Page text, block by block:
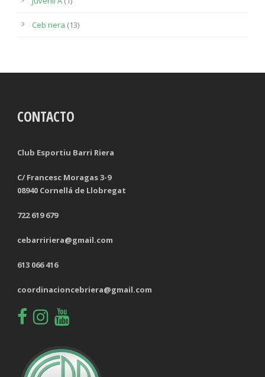
Ceb riera (13)
CONTACTO
Club Esportiu Barri Riera
C/ Francesc Moragas 3-9
08940 Cornellá de Llobregat
722 619 679
cebarririera@gmail.com
613 066 416
coordinacioncebriera@gmail.com